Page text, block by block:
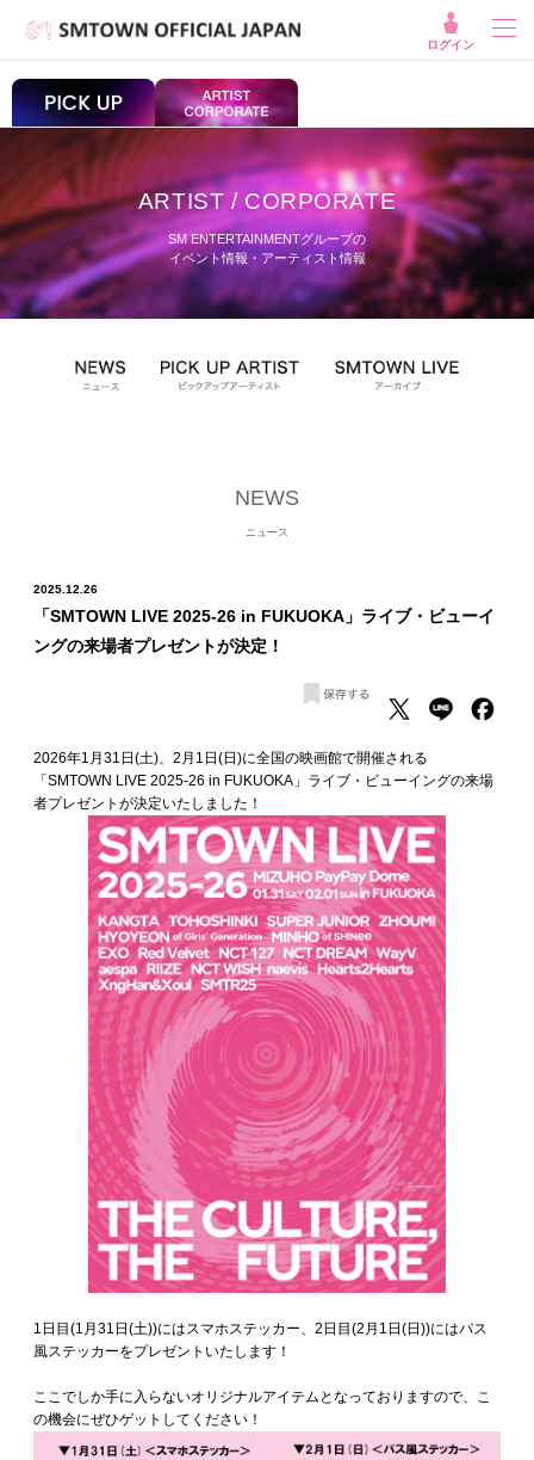
ログイン
ARTIST / CORPORATE
SM ENTERTAINMENTグループの
イベント情報・アーティスト情報
NEWS
ニュース
2025.12.26
「SMTOWN LIVE 2025-26 in FUKUOKA」ライブ・ビューイ
ングの来場者プレゼントが決定！
2026年1月31日(土)、2月1日(日)に全国の映画館で開催される
「SMTOWN LIVE 2025-26 in FUKUOKA」ライブ・ビューイングの来場
者プレゼントが決定いたしました！
1日目(1月31日(土))にはスマホステッカー、2日目(2月1日(日))にはパス
風ステッカーをプレゼントいたします！
ここでしか手に入らないオリジナルアイテムとなっておりますので、こ
の機会にぜひゲットしてください！